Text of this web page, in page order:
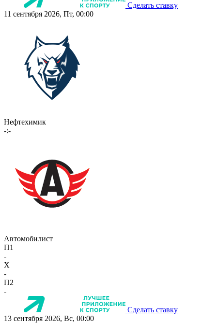
Сделать ставку
11 сентября 2026, Пт, 00:00
Нефтехимик
-:-
Автомобилист
П1
-
X
-
П2
-
Сделать ставку
13 сентября 2026, Вс, 00:00